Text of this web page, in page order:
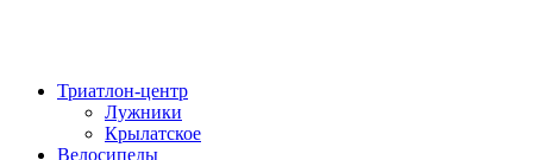
Триатлон-центр
Лужники
Крылатское
Велосипеды